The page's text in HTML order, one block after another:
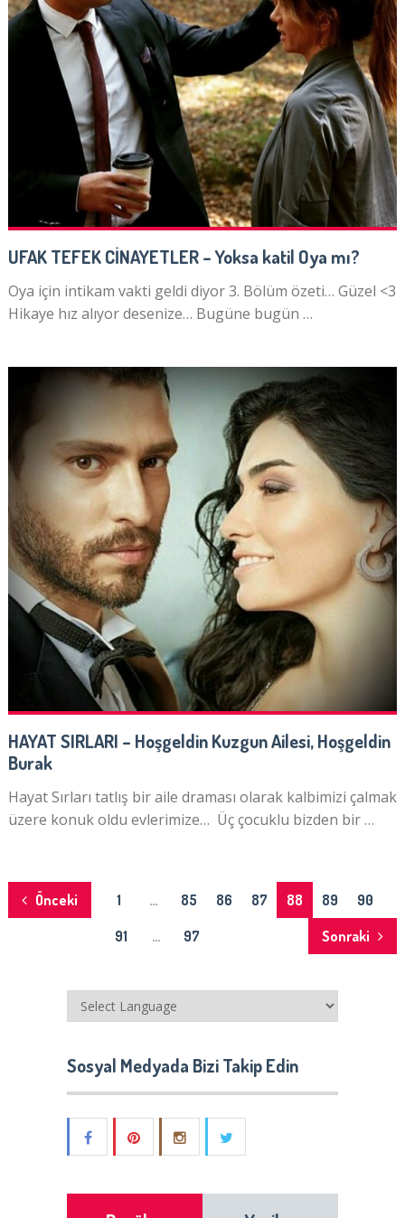
UFAK TEFEK CİNAYETLER – Yoksa katil Oya mı?
Oya için intikam vakti geldi diyor 3. Bölüm özeti… Güzel <3
Hikaye hız alıyor desenize… Bugüne bugün …
HAYAT SIRLARI – Hoşgeldin Kuzgun Ailesi, Hoşgeldin
Burak
Hayat Sırları tatlış bir aile draması olarak kalbimizi çalmak
üzere konuk oldu evlerimize… Üç çocuklu bizden bir …
Yazı
Önceki 1 … 85 86 87 88 89
90
91
… 97 Sonraki
Sosyal Medyada Bizi Takip Edin